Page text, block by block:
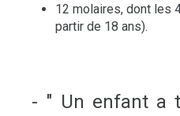
12 molaires, dont les
partir de 18 ans).
- " Un enfant a